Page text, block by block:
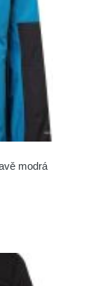
modrá